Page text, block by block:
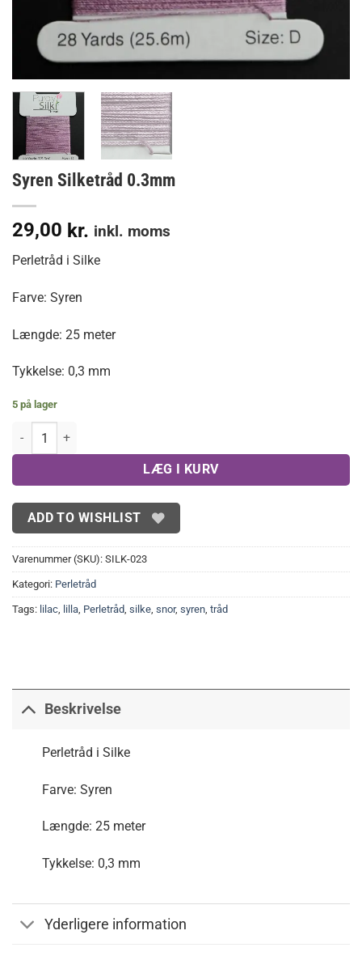
Syren Silketråd 0.3mm
29,00 kr. inkl. moms
Perletråd i Silke
Farve: Syren
Længde: 25 meter
Tykkelse: 0,3 mm
5 på lager
Syren Silketråd 0.3mm antal
LÆG I KURV
ADD TO WISHLIST
Varenummer (SKU): SILK-023
Kategori: Perletråd
Tags: lilac lilla Perletråd silke snor, syren tråd
Beskrivelse
Perletråd i Silke
Farve: Syren
Længde: 25 meter
Tykkelse: 0,3 mm
Yderligere information